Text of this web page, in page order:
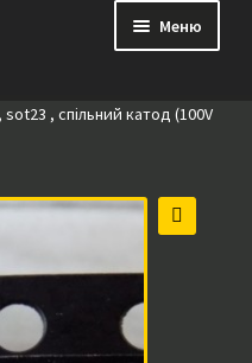
Меню
sot23 , спільний катод (100V